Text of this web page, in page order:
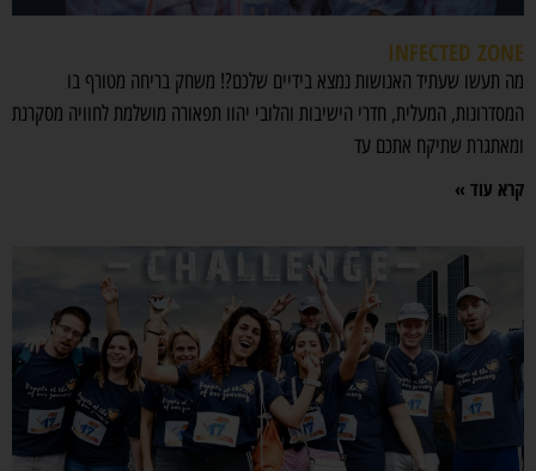
INFECTED ZONE
מה תעשו שעתיד האנושות נמצא בידיים שלכם?! משחק בריחה מטורף בו
המסדרונות, המעלית, חדרי הישיבות והלובי יהוו תפאורה מושלמת לחוויה מסקרנת
ומאתגרת שתיקח אתכם עד
קרא עוד »